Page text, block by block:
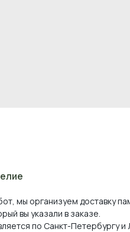
мы организуем доставку
вы указали в заказе.
по Санкт-Петербургу и